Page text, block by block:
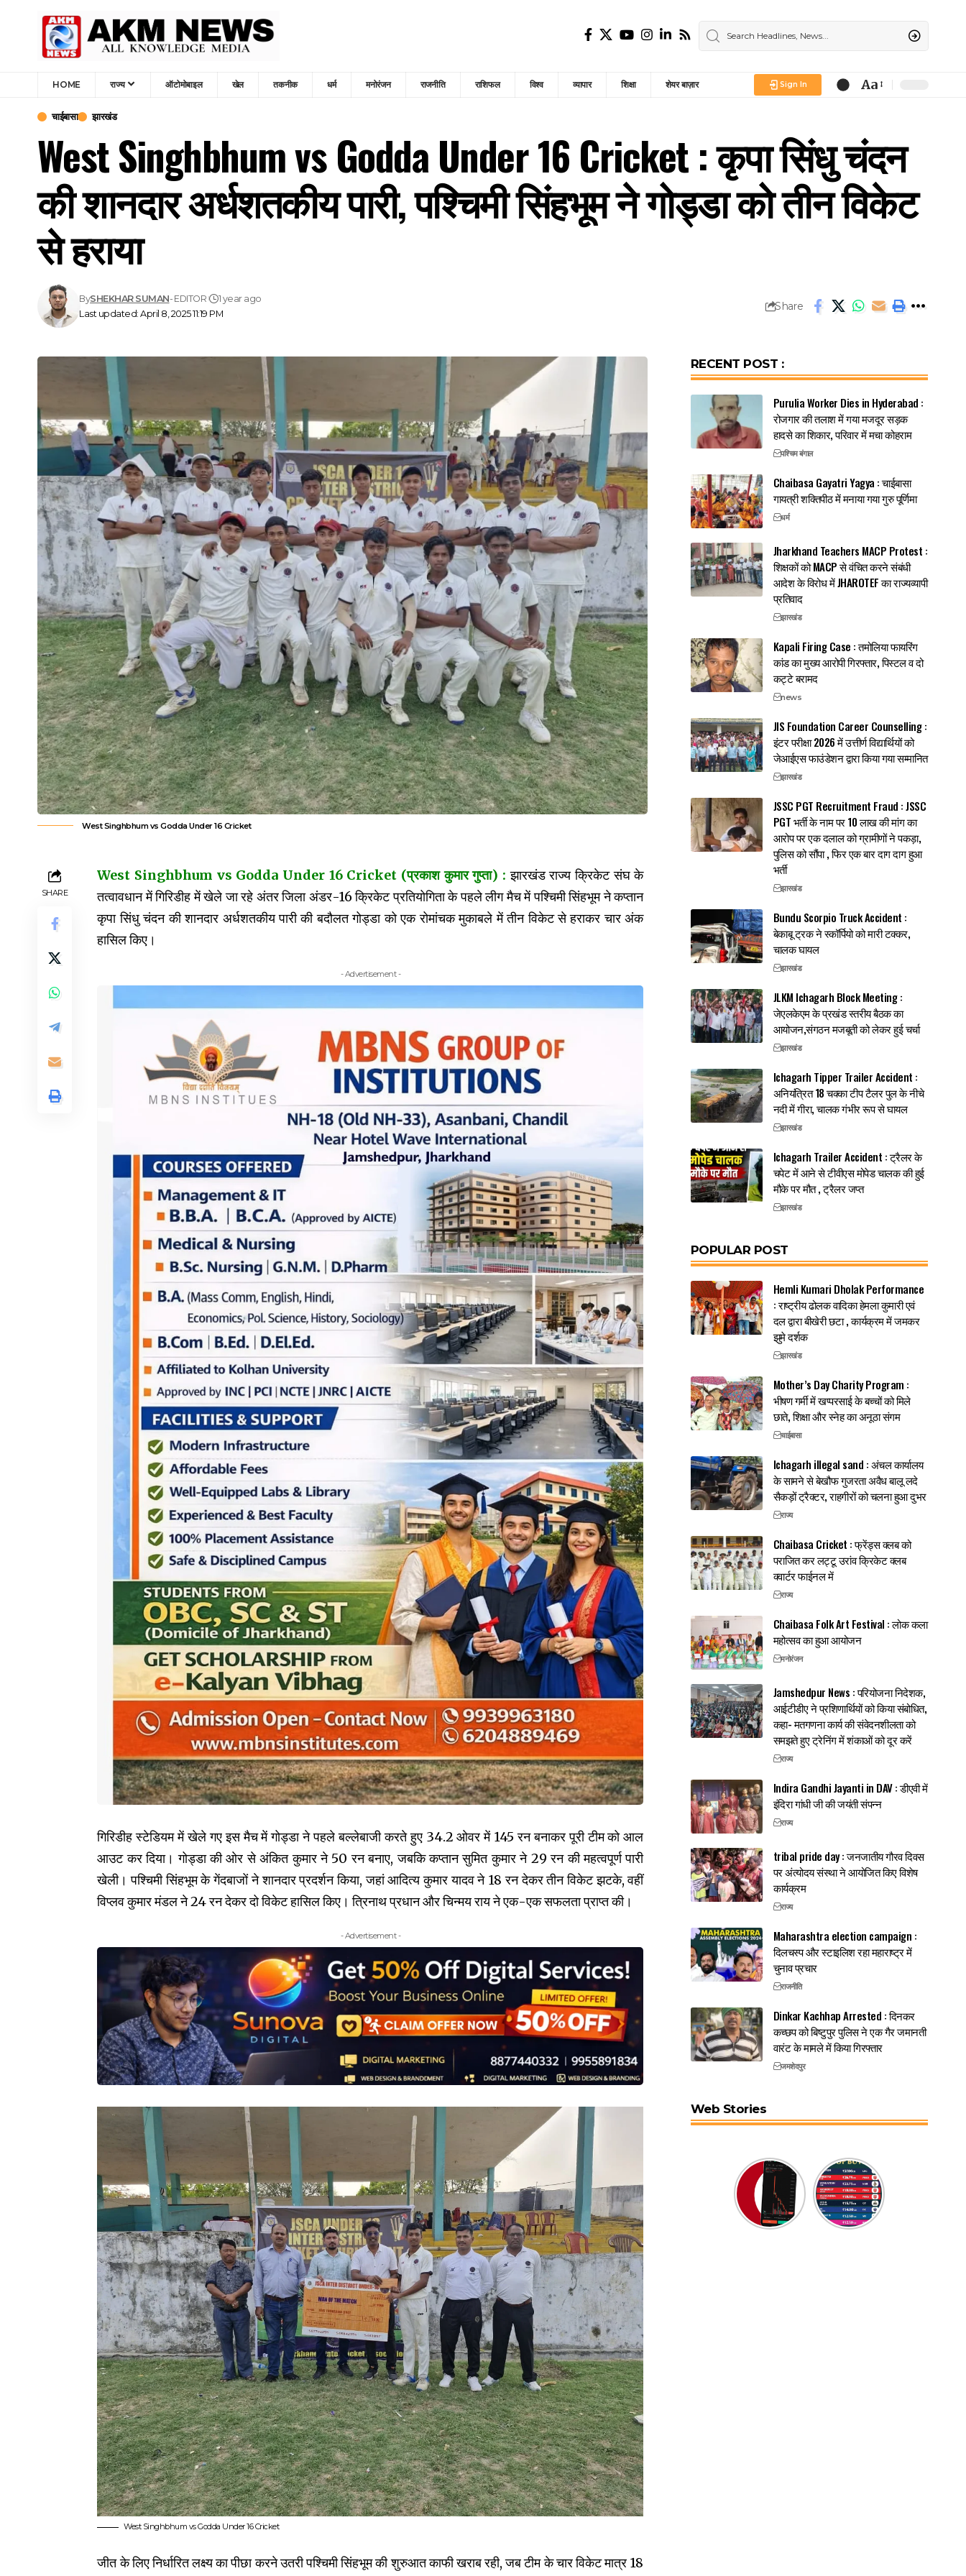
HOME राज्य ऑटोमोबाइल खेल तकनीक धर्म मनोरंजन राजनीति राशिफल विश्व व्यापार शिक्षा शेयर बाज़ार Sign In
Font
Aa
चाईबासा झारखंड
West Singhbhum vs Godda Under 16 Cricket : कृपा सिंधु चंदन
की शानदार अर्धशतकीय पारी, पश्चिमी सिंहभूम ने गोड्डा को तीन विकेट
से हराया
Last updated: April 8, 2025 11:19 PM
BySHEKHAR SUMAN- EDITOR 1 year ago
Share
West Singhbhum vs Godda Under 16 Cricket
SHARE
West Singhbhum vs Godda Under 16 Cricket (प्रकाश कुमार गुप्ता) : झारखंड राज्य क्रिकेट संघ के
तत्वावधान में गिरिडीह में खेले जा रहे अंतर जिला अंडर-16 क्रिकेट प्रतियोगिता के पहले लीग मैच में पश्चिमी सिंहभूम ने कप्तान
कृपा सिंधु चंदन की शानदार अर्धशतकीय पारी की बदौलत गोड्डा को एक रोमांचक मुकाबले में तीन विकेट से हराकर चार अंक
हासिल किए।
- Advertisement -
गिरिडीह स्टेडियम में खेले गए इस मैच में गोड्डा ने पहले बल्लेबाजी करते हुए 34.2 ओवर में 145 रन बनाकर पूरी टीम को आल
आउट कर दिया। गोड्डा की ओर से अंकित कुमार ने 50 रन बनाए, जबकि कप्तान सुमित कुमार ने 29 रन की महत्वपूर्ण पारी
खेली। पश्चिमी सिंहभूम के गेंदबाजों ने शानदार प्रदर्शन किया, जहां आदित्य कुमार यादव ने 18 रन देकर तीन विकेट झटके, वहीं
विप्लव कुमार मंडल ने 24 रन देकर दो विकेट हासिल किए। त्रिनाथ प्रधान और चिन्मय राय ने एक-एक सफलता प्राप्त की।
- Advertisement -
West Singhbhum vs Godda Under 16 Cricket
जीत के लिए निर्धारित लक्ष्य का पीछा करने उतरी पश्चिमी सिंहभूम की शुरुआत काफी खराब रही, जब टीम के चार विकेट मात्र 18
RECENT POST :
Purulia Worker Dies in Hyderabad :
रोजगार की तलाश में गया मजदूर सड़क
हादसे का शिकार, परिवार में मचा कोहराम
पश्चिम बंगाल
Chaibasa Gayatri Yagya : चाईबासा
गायत्री शक्तिपीठ में मनाया गया गुरु पूर्णिमा
धर्म
Jharkhand Teachers MACP Protest :
शिक्षकों को MACP से वंचित करने संबंधी
आदेश के विरोध में JHAROTEF का राज्यव्यापी
प्रतिवाद
झारखंड
Kapali Firing Case : तमोलिया फायरिंग
कांड का मुख्य आरोपी गिरफ्तार, पिस्टल व दो
कट्टे बरामद
news
JIS Foundation Career Counselling :
इंटर परीक्षा 2026 में उत्तीर्ण विद्यार्थियों को
जेआईएस फाउंडेशन द्वारा किया गया सम्मानित
झारखंड
JSSC PGT Recruitment Fraud : JSSC
PGT भर्ती के नाम पर 10 लाख की मांग का
आरोप पर एक दलाल को ग्रामीणों ने पकड़ा,
पुलिस को सौंपा , फिर एक बार दाग दाग हुआ
भर्ती
झारखंड
Bundu Scorpio Truck Accident :
बेकाबू ट्रक ने स्कॉर्पियो को मारी टक्कर,
चालक घायल
झारखंड
JLKM Ichagarh Block Meeting :
जेएलकेएम के प्रखंड स्तरीय बैठक का
आयोजन,संगठन मजबूती को लेकर हुई चर्चा
झारखंड
Ichagarh Tipper Trailer Accident :
अनियंत्रित 18 चक्का टीप टैलर पुल के नीचे
नदी में गीरा, चालक गंभीर रूप से घायल
झारखंड
Ichagarh Trailer Accident : ट्रैलर के
चपेट में आने से टीवीएस मोपेड चालक की हुई
मौके पर मौत , ट्रैलर जप्त
झारखंड
POPULAR POST
Hemli Kumari Dholak Performance
: राष्ट्रीय ढोलक वादिका हेमला कुमारी एवं
दल द्वारा बीखेरी छटा , कार्यक्रम में जमकर
झुमे दर्शक
झारखंड
Mother’s Day Charity Program :
भीषण गर्मी में खप्परसाई के बच्चों को मिले
छाते, शिक्षा और स्नेह का अनूठा संगम
चाईबासा
Ichagarh illegal sand : अंचल कार्यालय
के सामने से बेखौफ गुजरता अवैध बालू लदे
सैकड़ों ट्रैक्टर, राहगीरों को चलना हुआ दुभर
राज्य
Chaibasa Cricket : फ्रेंड्स क्लब को
पराजित कर लट्टू उरांव क्रिकेट क्लब
क्वार्टर फाईनल में
राज्य
Chaibasa Folk Art Festival : लोक कला
महोत्सव का हुआ आयोजन
मनोरंजन
Jamshedpur News : परियोजना निदेशक,
आईटीडीए ने प्रशिणार्थियों को किया संबोधित,
कहा- मतगणना कार्य की संवेदनशीलता को
समझते हुए ट्रेनिंग में शंकाओं को दूर करें
राज्य
Indira Gandhi Jayanti in DAV : डीएवी में
इंदिरा गांधी जी की जयंती संपन्न
राज्य
tribal pride day : जनजातीय गौरव दिवस
पर अंत्योदय संस्था ने आयोजित किए विशेष
कार्यक्रम
राज्य
Maharashtra election campaign :
दिलचस्प और स्टाइलिश रहा महाराष्ट्र में
चुनाव प्रचार
राजनीति
Dinkar Kachhap Arrested : दिनकर
कच्छप को बिष्टुपुर पुलिस ने एक गैर जमानती
वारंट के मामले में किया गिरफ्तार
जमशेदपुर
Web Stories